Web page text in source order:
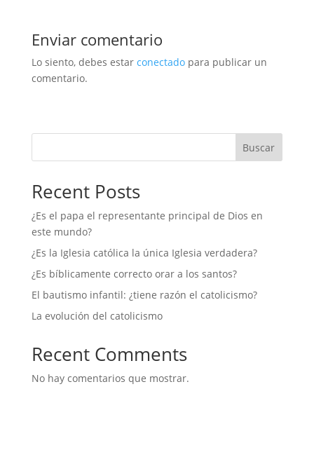
Enviar comentario
Lo siento, debes estar conectadopara publicar un
comentario.
Buscar
Recent Posts
¿Es el papa el representante principal de Dios en
este mundo?
¿Es la Iglesia católica la única Iglesia verdadera?
¿Es bíblicamente correcto orar a los santos?
El bautismo infantil: ¿tiene razón el catolicismo?
La evolución del catolicismo
Recent Comments
No hay comentarios que mostrar.